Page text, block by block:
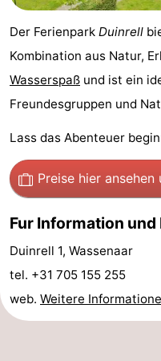
Der Ferienpark Duinrell
Kombination aus Natur,
Wasserspaß und ist ein
Freundesgruppen und
Lass das Abenteuer
Preise hier ansehen
Fur Information
Duinrell 1, Wassenaar
tel. +31 705 155 255
web. Weitere